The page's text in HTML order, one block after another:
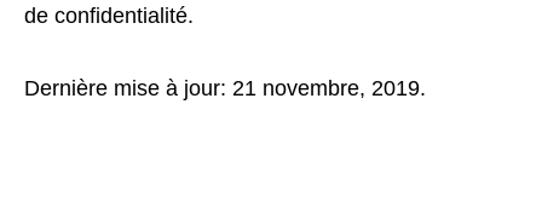
de confidentialité.
Dernière mise à jour: 21 novembre, 2019.